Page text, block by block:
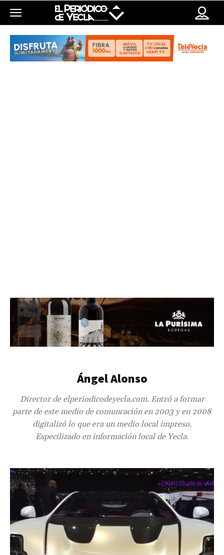
Ángel Alonso
Director de elperiodicodeyecla.com. Entró a formar
parte de este medio de comuncación en 2003 y en 2008
digitalizó lo que era un medio local impreso.
Especilizado en información local de Yecla.